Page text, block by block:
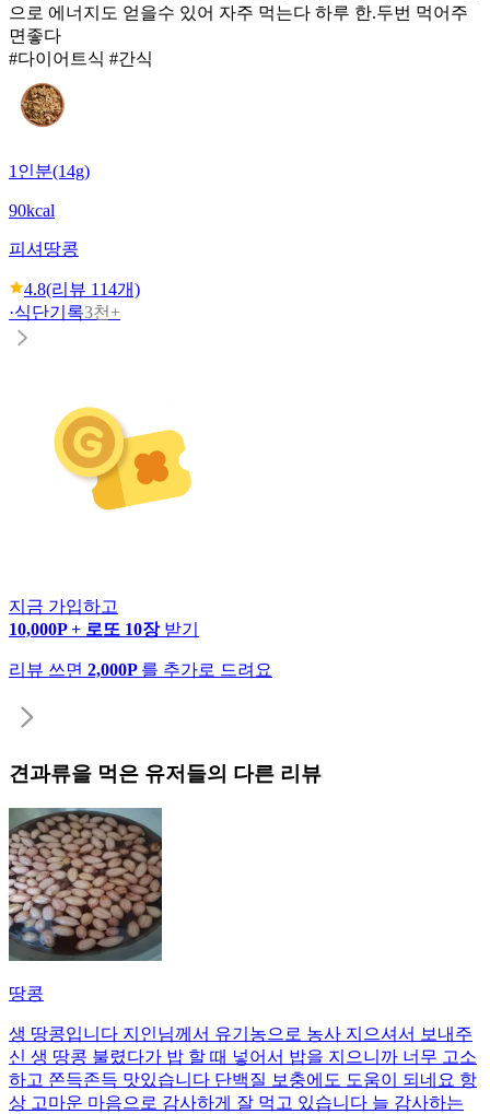
으로 에너지도 얻을수 있어 자주 먹는다 하루 한.두번 먹어주
면좋다
#다이어트식 #간식
1인분(14g)
90kcal
피셔 땅콩
4.8(리뷰 114개)
·식단기록3천+
지금 가입하고
10,000P + 로또 10장 받기
리뷰 쓰면 2,000P 를 추가로 드려요
견과류을 먹은 유저들의 다른 리뷰
땅콩
생 땅콩입니다 지인님께서 유기농으로 농사 지으셔서 보내주
신 생 땅콩 불렸다가 밥 할 때 넣어서 밥을 지으니까 너무 고소
하고 쫀득존득 맛있습니다 단백질 보충에도 도움이 되네요 항
상 고마운 마음으로 감사하게 잘 먹고 있습니다 늘 감사하는